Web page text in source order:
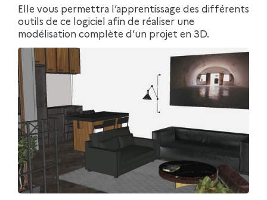
Elle vous permettra l’apprentissage des différents
outils de ce logiciel afin de réaliser une
modélisation complète d’un projet en 3D.